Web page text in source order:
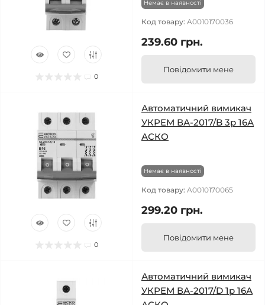
0
Немає в наявності
Код товару: A0010170036
239.60 грн.
Повідомити мене
0
Автоматичний вимикач
УКРЕМ ВА-2017/B 3р 16А
АСКО
Немає в наявності
Код товару: A0010170065
299.20 грн.
Повідомити мене
Автоматичний вимикач
УКРЕМ ВА-2017/D 1р 16А